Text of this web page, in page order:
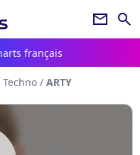
newsletter search
français
/ ARTY